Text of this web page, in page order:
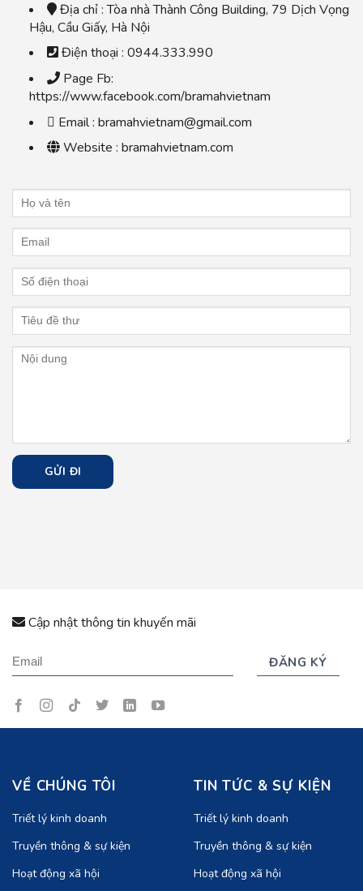
Địa chỉ : Tòa nhà Thành Công Building, 79 Dịch Vọng
Hậu, Cầu Giấy, Hà Nội
Điện thoại : 0944.333.990
Page Fb:
https://www.facebook.com/bramahvietnam
Email : bramahvietnam@gmail.com
Website : bramahvietnam.com
Cập nhật thông tin khuyến mãi
VỀ CHÚNG TÔI
Triết lý kinh doanh
Truyền thông & sự kiện
Hoạt động xã hội
TIN TỨC & SỰ KIỆN
Triết lý kinh doanh
Truyền thông & sự kiện
Hoạt động xã hội